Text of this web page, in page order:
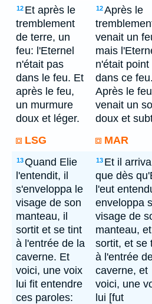
12 Et après le
tremblement
de terre, un
feu: l'Eternel
n'était pas
dans le feu. Et
après le feu,
un murmure
doux et léger.
12Après le
venait un
mais
n'était point
dans ce feu.
Après le feu
venait un
doux et
LSG
MAR
13Quand Elie
l'entendit, il
s'enveloppa le
visage de son
manteau, il
sortit et se tint
à l'entrée de la
caverne. Et
voici, une voix
lui fit entendre
ces paroles:
13 Et il arriva
que dès
l'eut
enveloppa
visage de
manteau, et
sortit, et se
à l'entrée
caverne, et
voici, une
lui [fut